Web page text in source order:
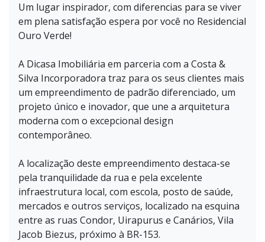
Um lugar inspirador, com diferencias para se viver
em plena satisfação espera por você no Residencial
Ouro Verde!
A Dicasa Imobiliária em parceria com a Costa &
Silva Incorporadora traz para os seus clientes mais
um empreendimento de padrão diferenciado, um
projeto único e inovador, que une a arquitetura
moderna com o excepcional design
contemporâneo.
A localização deste empreendimento destaca-se
pela tranquilidade da rua e pela excelente
infraestrutura local, com escola, posto de saúde,
mercados e outros serviços, localizado na esquina
entre as ruas Condor, Uirapurus e Canários, Vila
Jacob Biezus, próximo à BR-153.